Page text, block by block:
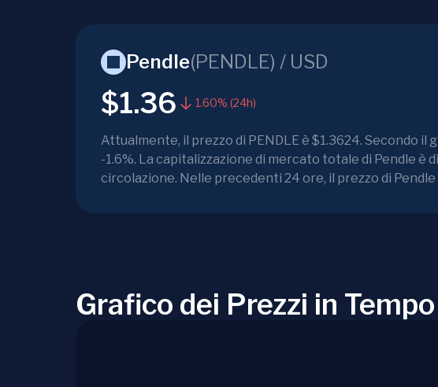
Pendle(PENDLE) / USD
$1.36 1.60% (24h)
Attualmente, il prezzo di PENDLE è $1.3624. Secondo
-1.6%. La capitalizzazione di mercato totale di Pendle è
circolazione. Nelle precedenti 24 ore, il prezzo di
Grafico dei Prezzi in